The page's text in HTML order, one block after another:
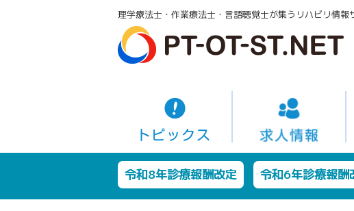
理学療法士・作業療法士・言語聴覚士が集うリハビリ情報
令和8年診療報酬改定 令和6年診療報酬